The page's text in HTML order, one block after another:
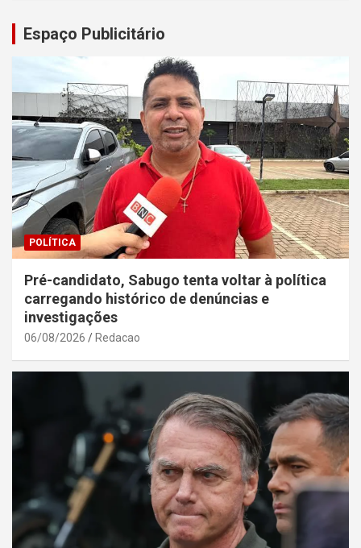
Espaço Publicitário
POLÍTICA
Pré-candidato, Sabugo tenta voltar à política
carregando histórico de denúncias e
investigações
06/08/2026 Redacao